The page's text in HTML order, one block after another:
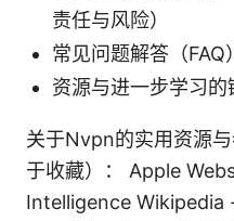
责任与风险）
常见问题解答（
资源与进一步学习的
关于Nvpn的实用资源
于收藏）： Apple
Intelligence Wikipedia